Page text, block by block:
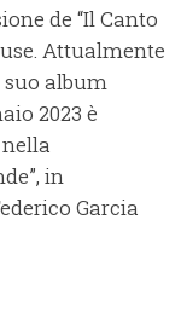
de “Il Canto
Attualmente
album
2023 è
in
Garcia